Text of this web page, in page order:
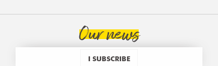
Our news
I SUBSCRIBE